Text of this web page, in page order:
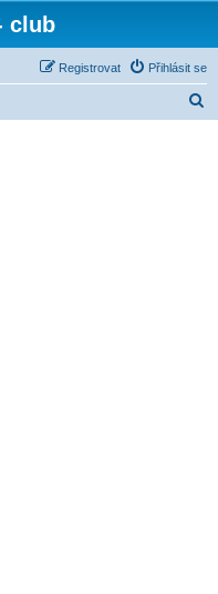
club
Přihlásit se
Registrovat